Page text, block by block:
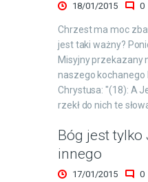
18/01/2015 0
Chrzest ma moc
jest taki ważny?
Misyjny przekazany
naszego kochanego
Chrystusa: "(18): A
rzekł do nich te
Bóg jest tylko
innego
17/01/2015 0